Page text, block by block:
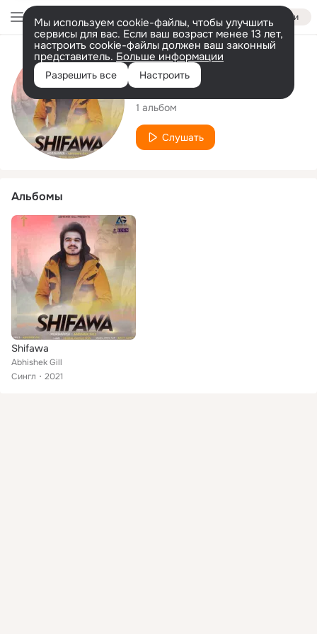
Войти
Мы используем cookie-файлы, чтобы улучшить
сервисы для вас. Если ваш возраст менее 13 лет,
настроить cookie-файлы должен ваш законный
представитель. Больше информации
Разрешить все Настроить
Исполнитель
Abhishek Gill
1 альбом
Слушать
Альбомы
Shifawa
Abhishek Gill
Сингл
2021